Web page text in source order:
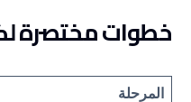
خطوات مختصرة
المرحلة